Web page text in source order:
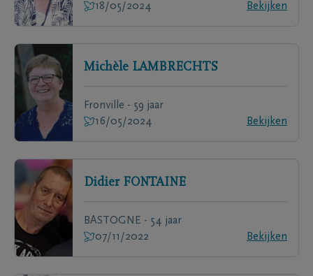
18/05/2024
Bekijken
Michèle LAMBRECHTS
Fronville - 59 jaar
16/05/2024
Bekijken
Didier FONTAINE
BASTOGNE - 54 jaar
07/11/2022
Bekijken